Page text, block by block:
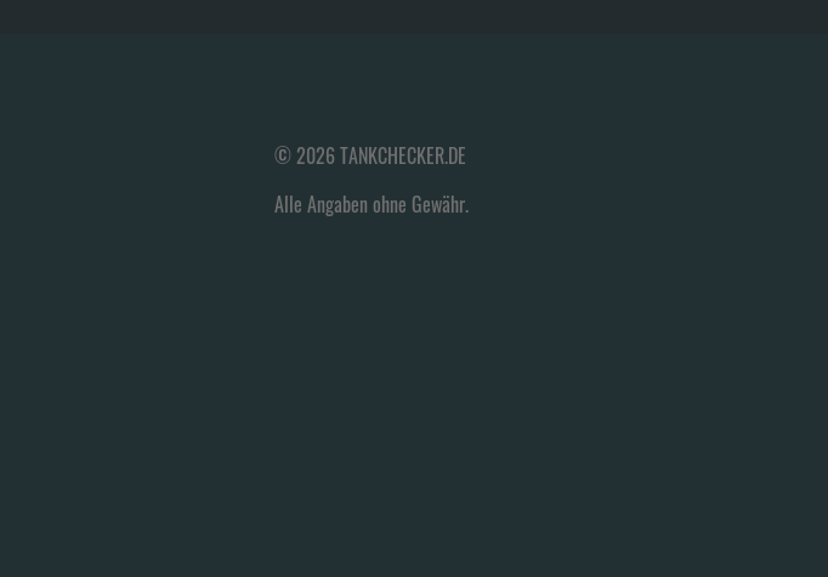
© 2026 TANKCHECKER.DE
Alle Angaben ohne Gewähr.